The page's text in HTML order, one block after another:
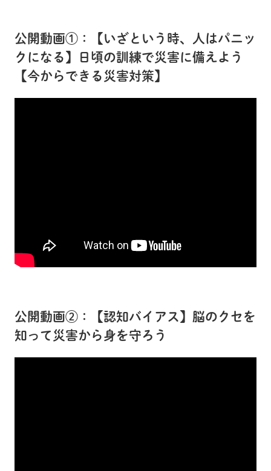
公開動画①：【いざという時、人はパニッ
クになる】日頃の訓練で災害に備えよう
【今からできる災害対策】
公開動画②：【認知バイアス】脳のクセを
知って災害から身を守ろう